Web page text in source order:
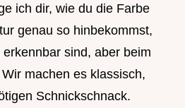
ich dir, wie du die Farbe
genau so hinbekommst,
sind, aber beim
machen es klassisch,
Schnickschnack.